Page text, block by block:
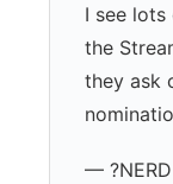
I see
the
they ask
—